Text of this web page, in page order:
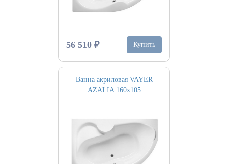
56 510 ₽ Купить
Ванна акриловая VAYER
AZALIA 160х105